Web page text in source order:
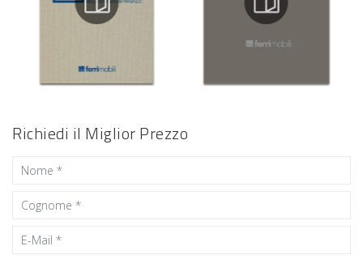
Richiedi il Miglior Prezzo